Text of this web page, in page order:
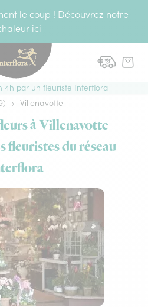
le coup ! Découvrez notre
ici
4h par un fleuriste Interflora
› Villenavotte
à Villenavotte
fleuristes du réseau